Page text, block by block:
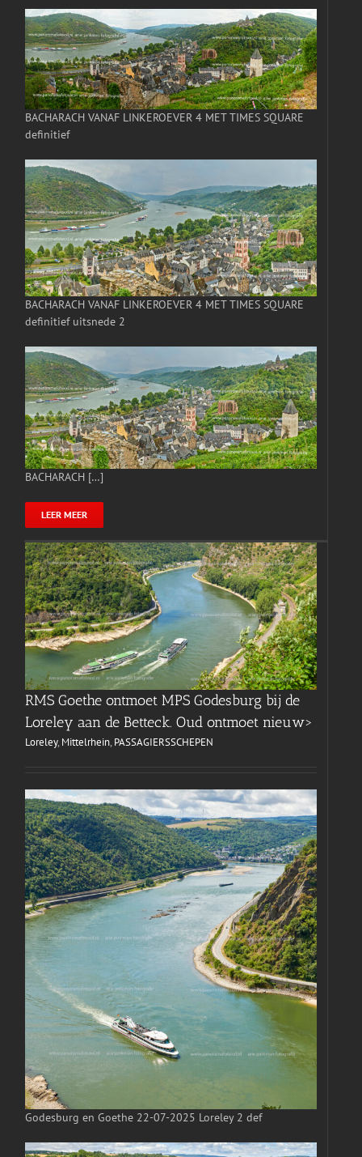
BACHARACH VANAF LINKEROEVER 4 MET TIMES SQUARE
definitief
BACHARACH VANAF LINKEROEVER 4 MET TIMES SQUARE
definitief uitsnede 2
BACHARACH […]
LEER MEER
RMS Goethe ontmoet MPS Godesburg bij de
Loreley aan de Betteck. Oud ontmoet nieuw>
Loreley, Mittelrhein, PASSAGIERSSCHEPEN
Godesburg en Goethe 22-07-2025 Loreley 2 def